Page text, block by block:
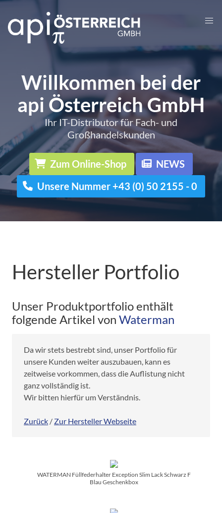
Willkommen bei der
api Österreich GmbH
Ihr IT-Distributor für Fach- und
Großhandelskunden
Zum Online-Shop
NEWS
Unsere Nummer +43 (0) 50 2155 - 0
Hersteller Portfolio
Unser Produktportfolio enthält
folgende Artikel von Waterman
Da wir stets bestrebt sind, unser Portfolio für
unsere Kunden weiter auszubauen, kann es
zeitweise vorkommen, dass die Auflistung nicht
ganz vollständig ist.
Wir bitten hierfür um Verständnis.
Zurück / Zur Hersteller Webseite
WATERMAN Füllfederhalter Exception Slim Lack Schwarz F
Blau Geschenkbox